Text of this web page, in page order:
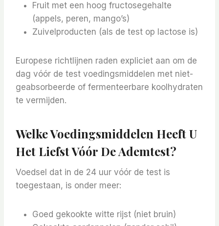
Fruit met een hoog fructosegehalte
(appels, peren, mango’s)
Zuivelproducten (als de test op lactose is)
Europese richtlijnen raden expliciet aan om de
dag vóór de test voedingsmiddelen met niet-
geabsorbeerde of fermenteerbare koolhydraten
te vermijden.
Welke Voedingsmiddelen Heeft U
Het Liefst Vóór De Ademtest?
Voedsel dat in de 24 uur vóór de test is
toegestaan, is onder meer:
Goed gekookte witte rijst (niet bruin)